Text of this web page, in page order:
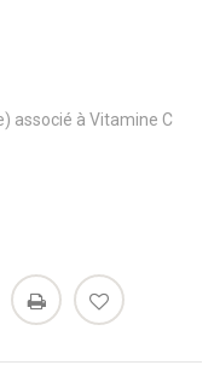
associé à Vitamine C